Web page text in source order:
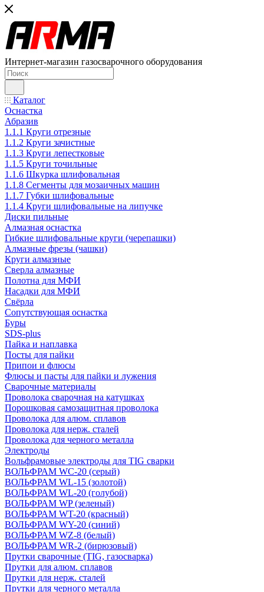
Интернет-магазин газосварочного оборудования
Каталог
Оснастка
Абразив
1.1.1 Круги отрезные
1.1.2 Круги зачистные
1.1.3 Круги лепестковые
1.1.5 Круги точильные
1.1.6 Шкурка шлифовальная
1.1.8 Сегменты для мозаичных машин
1.1.7 Губки шлифовальные
1.1.4 Круги шлифовальные на липучке
Диски пильные
Алмазная оснастка
Гибкие шлифовальные круги (черепашки)
Алмазные фрезы (чашки)
Круги алмазные
Сверла алмазные
Полотна для МФИ
Насадки для МФИ
Свёрла
Сопутствующая оснастка
Буры
SDS-plus
Пайка и наплавка
Посты для пайки
Припои и флюсы
Флюсы и пасты для пайки и лужения
Сварочные материалы
Проволока сварочная на катушках
Порошковая самозащитная проволока
Проволока для алюм. сплавов
Проволока для нерж. сталей
Проволока для черного металла
Электроды
Вольфрамовые электроды для TIG сварки
ВОЛЬФРАМ WC-20 (серый)
ВОЛЬФРАМ WL-15 (золотой)
ВОЛЬФРАМ WL-20 (голубой)
ВОЛЬФРАМ WP (зеленый)
ВОЛЬФРАМ WT-20 (красный)
ВОЛЬФРАМ WY-20 (синий)
ВОЛЬФРАМ WZ-8 (белый)
ВОЛЬФРАМ WR-2 (бирюзовый)
Прутки сварочные (TIG, газосварка)
Прутки для алюм. сплавов
Прутки для нерж. сталей
Прутки для черного металла